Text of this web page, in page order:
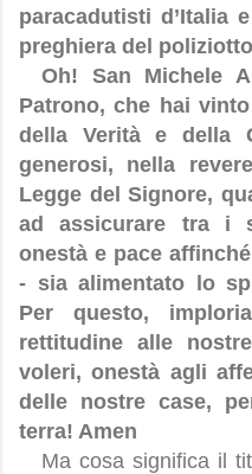
paracadutisti d’Italia
preghiera del
Oh! San Michele
Patrono, che hai
della Verità e della
generosi, nella
Legge del Signore,
ad assicurare tra i
onestà e pace
- sia alimentato lo
Per questo,
rettitudine alle
voleri, onestà agli
delle nostre case,
terra! Amen
Ma cosa significa il